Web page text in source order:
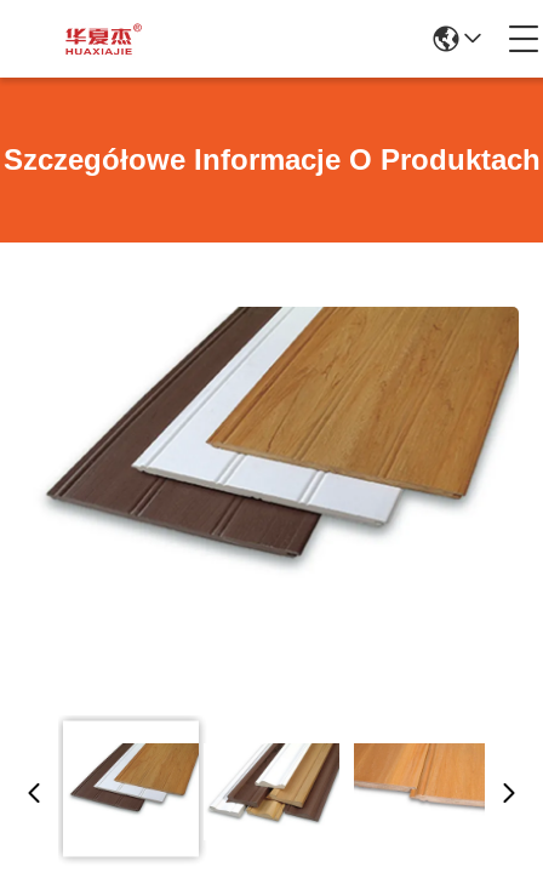
Szczegółowe Informacje O Produktach